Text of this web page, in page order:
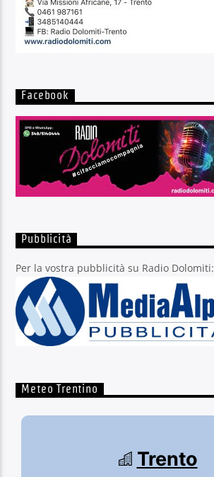
Facebook
Pubblicità
Per la vostra pubblicità su Radio Dolomiti:
Meteo Trentino